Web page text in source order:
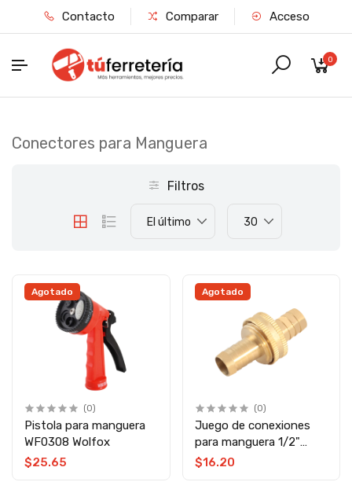
Contacto Comparar Acceso
0
Conectores para Manguera
Filtros
El último 30
Agotado
(0)
Pistola para manguera
WF0308 Wolfox
$25.65
Agotado
(0)
Juego de conexiones
para manguera 1/2"
WF9649 Wolfox
$16.20